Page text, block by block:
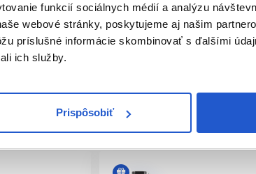
funkcií sociálnych médií a analýzu
webové stránky, poskytujeme aj našim
príslušné informácie skombinovať s ďalšími
ich služby.
Prispôsobiť
a štetca, prípadne aplikačnej fľaše pre
pôsobenia vlasy navlhčite teplou vodou, jemne